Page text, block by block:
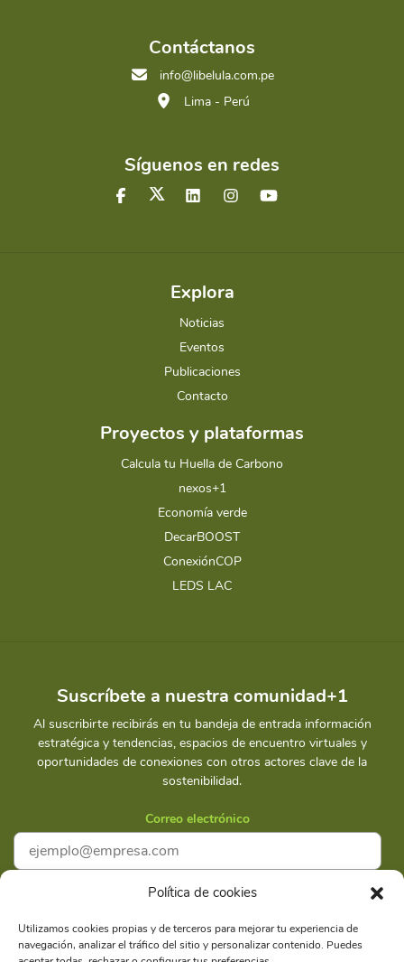
Política de cookies
Utilizamos cookies propias y de terceros para mejorar tu experiencia de
navegación, analizar el tráfico del sitio y personalizar contenido. Puedes
Contáctanos
info@libelula.com.pe
Lima - Perú
Síguenos en redes
Explora
Noticias
Eventos
Publicaciones
Contacto
Proyectos y plataformas
Calcula tu Huella de Carbono
nexos+1
Economía verde
DecarBOOST
ConexiónCOP
LEDS LAC
Suscríbete a nuestra comunidad+1
Al suscribirte recibirás en tu bandeja de entrada información
estratégica y tendencias, espacios de encuentro virtuales y
oportunidades de conexiones con otros actores clave de la
sostenibilidad.
Correo electrónico
Acepto laPolítica de privacidad
Suscríbete